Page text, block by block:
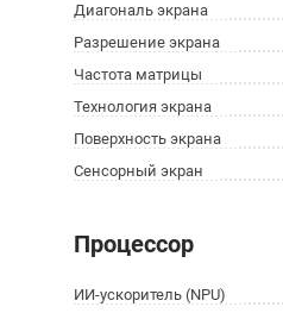
Диагональ экрана
Разрешение экрана
Частота матрицы
Технология экрана
Поверхность экрана
Сенсорный экран
Процессор
ИИ-ускоритель (NPU)